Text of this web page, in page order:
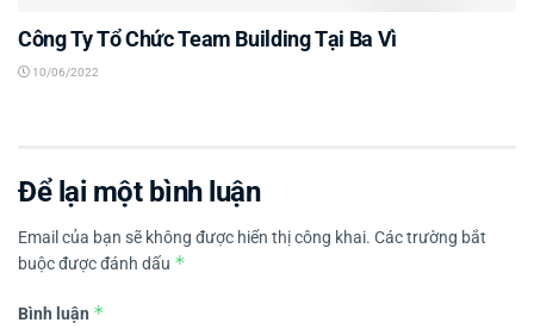
Công Ty Tổ Chức Team Building Tại Ba Vì
10/06/2022
Để lại một bình luận
Email của bạn sẽ không được hiển thị công khai. Các trường bắt
buộc được đánh dấu *
Bình luận *